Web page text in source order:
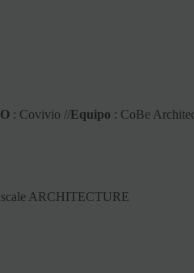
: Covivio //Equipo : CoBe
ARCHITECTURE